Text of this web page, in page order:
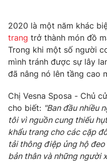
Câu chuyện quốc tế
Tài chính
Thị trường
Góc doanh nghiệp
Dữ liệu và đời sống
Truyền hình
Phim VTV
Hậu trường
Nhân vật
Khán giả
Giải sao mai
Điện ảnh
Âm nhạc
Sao
Đời sống
Du lịch
Làm đẹp
Giáo dục
2020 là một năm khác
trang trở thành món đồ
Trong khi một số người
mình tránh được sự lây
đã nâng nó lên tầng cao
Chị Vesna Sposa - Chủ
cho biết: "Ban đầu nhiều
tôi vì nguồn cung thiếu
khẩu trang cho các cặp
tải thông điệp ủng hộ
bản thân và những người